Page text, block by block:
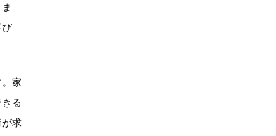
家
る
求